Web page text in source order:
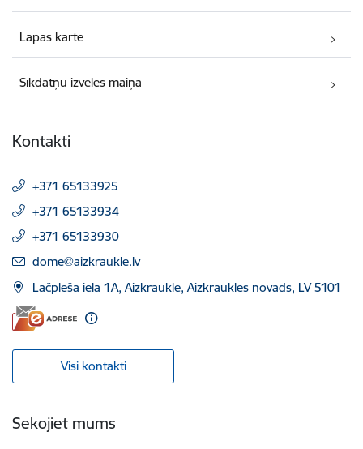
Lapas karte
Sīkdatņu izvēles maiņa
Kontakti
+371 65133925
+371 65133934
+371 65133930
E-pasts:
dome@aizkraukle.lv
Lāčplēša iela 1A, Aizkraukle, Aizkraukles novads, LV 5101
Visi kontakti
Sekojiet mums